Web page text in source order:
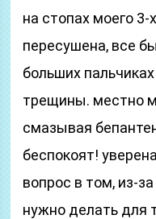
на стопах моего 3-
пересушена, все
больших
трещины. местно
смазывая
беспокоят!
вопрос в том, из-
нужно делать для